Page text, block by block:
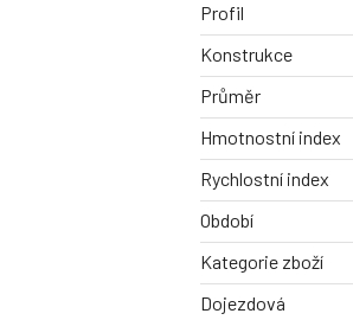
Profil
Konstrukce
Průměr
Hmotnostní index
Rychlostní index
Období
Kategorie zboží
Dojezdová